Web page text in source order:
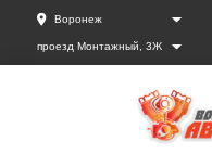
Воронеж
проезд Монтажный, 3Ж